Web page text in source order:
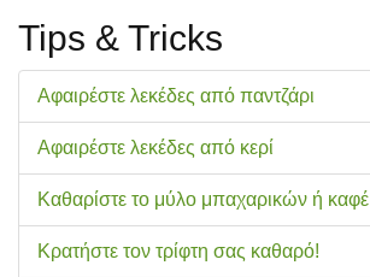
Tips & Tricks
Αφαιρέστε λεκέδες από παντζάρι
Αφαιρέστε λεκέδες από κερί
Καθαρίστε το μύλο μπαχαρικών ή καφέ
Κρατήστε τον τρίφτη σας καθαρό!